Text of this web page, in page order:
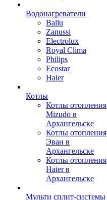
Водонагреватели
Ballu
Zanussi
Electrolux
Royal Clima
Philips
Ecostar
Haier
Котлы
Котлы отопления
Mizudo в
Архангельске
Котлы отопления
Эван в
Архангельске
Котлы отопления
Haier в
Архангельске
Мульти сплит-системы